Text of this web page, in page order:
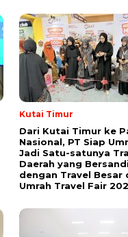
Kutai Timur
Dari Kutai Timur ke
Nasional, PT Siap
Jadi Satu-satunya
Daerah yang
dengan Travel Besar
Umrah Travel Fair